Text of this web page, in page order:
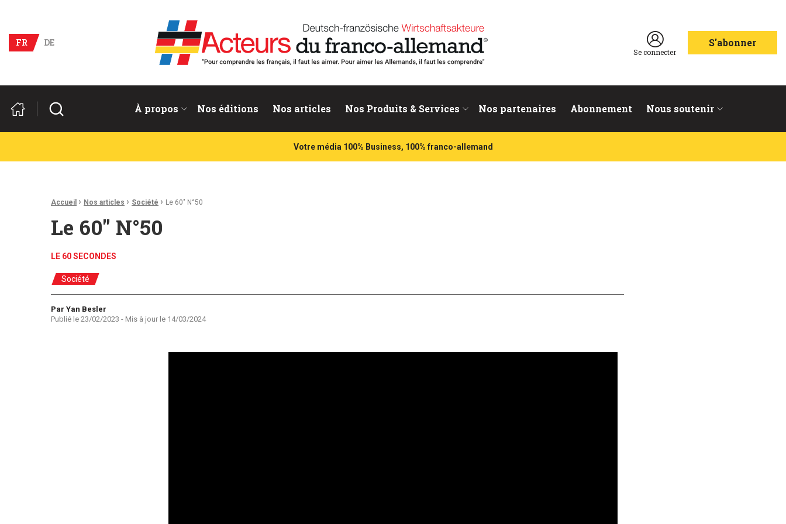
Acteurs du franco-allemand
FR
DE
Se connecter
S'abonner
À propos Nos éditions Nos articles Nos Produits & Services Nos partenaires Abonnement Nous soutenir
Rechercher
Votre média 100% Business, 100% franco-allemand
Fil d'Ariane :
Accueil › Nos articles › Société › Le 60″ N°50
Le 60″ N°50
LE 60 SECONDES
Société
Auteur
Par Yan Besler
Publié le 23/02/2023 - Mis à jour le 14/03/2024